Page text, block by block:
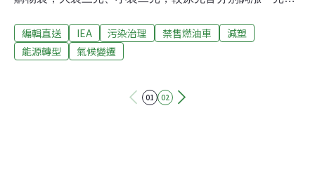
各界共同推動環境保護工作。此外，全聯生鮮蔬果拚減
塑，不僅打造裸賣安心平價專區，且「包材減量」，未來
械執行長劉湧昌今天在巨大成立50週年活動表示，已進行
編輯直送 IEA 污染治理 禁售燃油車
減塑
能源轉型
氣候變遷
01 02